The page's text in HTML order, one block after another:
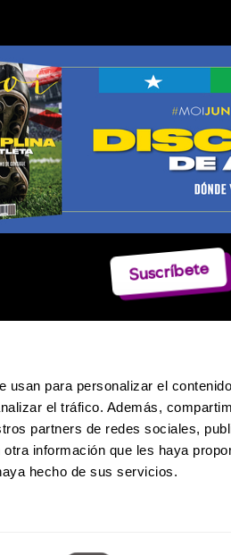
usan para personalizar el
el tráfico. Además,
partners de redes sociales,
información que les haya
hecho de sus servicios.
Suscríbete